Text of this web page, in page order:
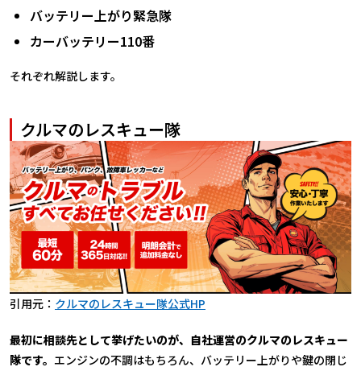
バッテリー上がり緊急隊
カーバッテリー110番
それぞれ解説します。
クルマのレスキュー隊
引用元： クルマのレスキュー隊公式HP
最初に相談先として挙げたいのが、自社運営のクルマのレスキュー
隊です。 エンジンの不調はもちろん、バッテリー上がりや鍵の閉じ